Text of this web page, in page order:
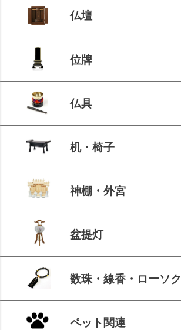
仏壇
位牌
仏具
机・椅子
神棚・外宮
盆提灯
数珠・線香・ローソク
ペット関連